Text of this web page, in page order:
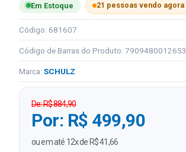
Em Estoque 21 pessoas vendo agora
Código: 681607
Código de Barras do Produto: 7909480012653
Marca: SCHULZ
De: R$ 884,90
Por: R$ 499,90
ou em até 12x de R$ 41,66